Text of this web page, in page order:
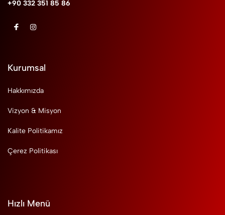
+90 332 351 85 86
Kurumsal
Hakkımızda
Vizyon & Misyon
Kalite Politikamız
Çerez Politikası
Hızlı Menü